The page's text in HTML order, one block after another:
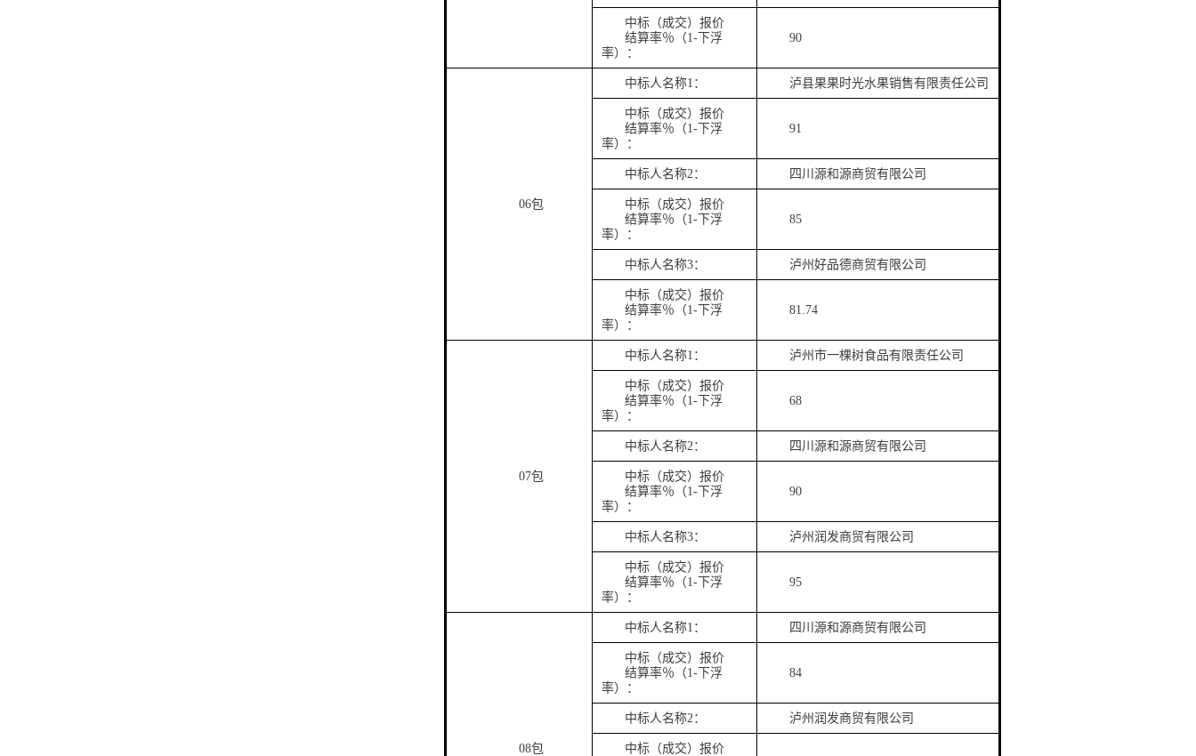
中标（成交）报价
结算率％（1-下浮
率）：
90
06包
中标人名称1： 泸县果果时光水果销售有限责任公司
中标（成交）报价
结算率％（1-下浮
率）：
91
中标人名称2： 四川源和源商贸有限公司
中标（成交）报价
结算率％（1-下浮
率）：
85
中标人名称3： 泸州好品德商贸有限公司
中标（成交）报价
结算率％（1-下浮
率）：
81.74
07包
中标人名称1： 泸州市一棵树食品有限责任公司
中标（成交）报价
结算率％（1-下浮
率）：
68
中标人名称2： 四川源和源商贸有限公司
中标（成交）报价
结算率％（1-下浮
率）：
90
中标人名称3： 泸州润发商贸有限公司
中标（成交）报价
结算率％（1-下浮
率）：
95
08包
中标人名称1： 四川源和源商贸有限公司
中标（成交）报价
结算率％（1-下浮
率）：
84
中标人名称2： 泸州润发商贸有限公司
中标（成交）报价